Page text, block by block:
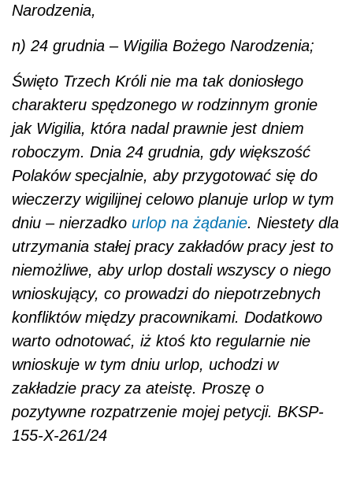
Narodzenia,
n) 24 grudnia – Wigilia Bożego Narodzenia;
Święto Trzech Króli nie ma tak doniosłego
charakteru spędzonego w rodzinnym gronie
jak Wigilia, która nadal prawnie jest dniem
roboczym. Dnia 24 grudnia, gdy większość
Polaków specjalnie, aby przygotować się do
wieczerzy wigilijnej celowo planuje urlop w tym
dniu – nierzadko urlop na żądanie. Niestety dla
utrzymania stałej pracy zakładów pracy jest to
niemożliwe, aby urlop dostali wszyscy o niego
wnioskujący, co prowadzi do niepotrzebnych
konfliktów między pracownikami. Dodatkowo
warto odnotować, iż ktoś kto regularnie nie
wnioskuje w tym dniu urlop, uchodzi w
zakładzie pracy za ateistę. Proszę o
pozytywne rozpatrzenie mojej petycji. BKSP-
155-X-261/24